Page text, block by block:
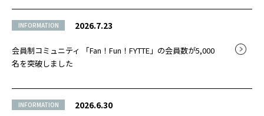
INFORMATION 2026.7.23
会員制コミュニティ 「Fan！Fun！FYTTE」の会員数が5,000
名を突破しました
INFORMATION 2026.6.30